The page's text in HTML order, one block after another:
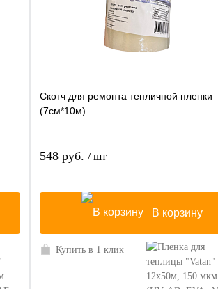
Скотч для ремонта тепличной пленки
(7см*10м)
548 руб. / шт
В корзину
Купить в 1 клик